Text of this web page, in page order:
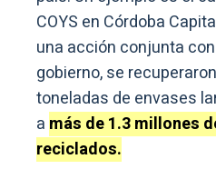
COYS en Córdoba
una acción conjunta
gobierno, se
toneladas de envases
a más de 1.3 millones
reciclados.